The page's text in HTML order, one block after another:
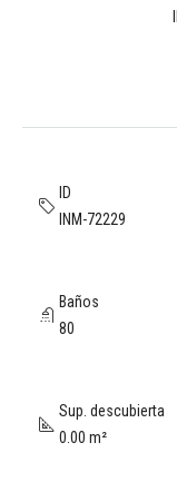
ID
INM-72229
Baños
80
Sup. descubierta
0.00 m²